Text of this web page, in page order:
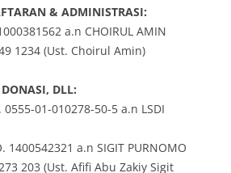
& ADMINISTRASI:
a.n CHOIRUL AMIN
1234 (Ust. Choirul Amin)
DLL:
0555-01-010278-50-5 a.n LSDI
1400542321 a.n SIGIT PURNOMO
203 (Ust. Afifi Abu Zakiy Sigit